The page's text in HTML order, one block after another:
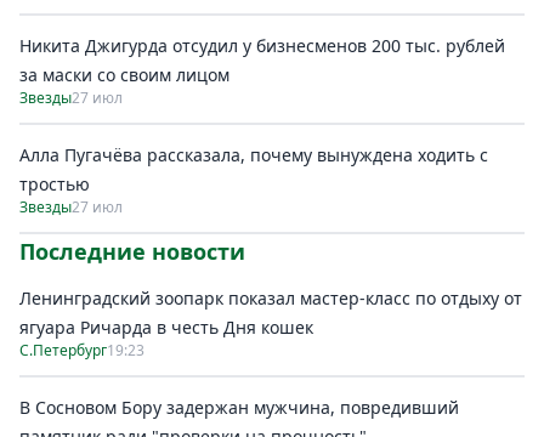
Никита Джигурда отсудил у бизнесменов 200 тыс. рублей
за маски со своим лицом
Звезды27 июл
Алла Пугачёва рассказала, почему вынуждена ходить с
тростью
Звезды27 июл
Последние новости
Ленинградский зоопарк показал мастер-класс по отдыху от
ягуара Ричарда в честь Дня кошек
С.Петербург19:23
В Сосновом Бору задержан мужчина, повредивший